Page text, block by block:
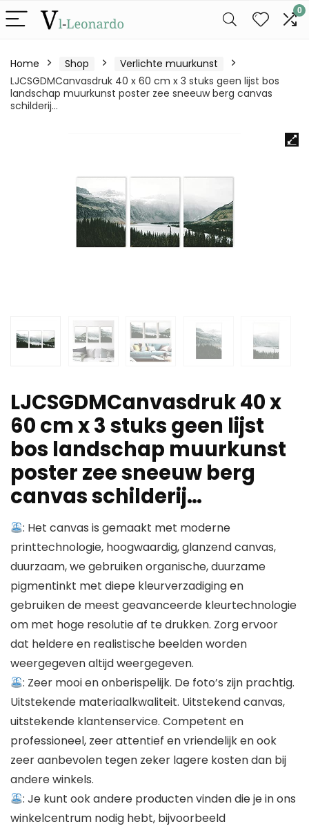
0
Home Shop
Verlichte muurkunst
LJCSGDMCanvasdruk 40 x 60 cm x 3 stuks geen lijst bos
landschap muurkunst poster zee sneeuw berg canvas
schilderij…
LJCSGDMCanvasdruk 40 x
60 cm x 3 stuks geen lijst
bos landschap muurkunst
poster zee sneeuw berg
canvas schilderij…
: Het canvas is gemaakt met moderne
printtechnologie, hoogwaardig, glanzend canvas,
duurzaam, we gebruiken organische, duurzame
pigmentinkt met diepe kleurverzadiging en
gebruiken de meest geavanceerde kleurtechnologie
om met hoge resolutie af te drukken. Zorg ervoor
dat heldere en realistische beelden worden
weergegeven altijd weergegeven.
: Zeer mooi en onberispelijk. De foto’s zijn prachtig.
Uitstekende materiaalkwaliteit. Uitstekend canvas,
uitstekende klantenservice. Competent en
professioneel, zeer attentief en vriendelijk en ook
zeer aanbevolen tegen zeker lagere kosten dan bij
andere winkels.
: Je kunt ook andere producten vinden die je in ons
winkelcentrum nodig hebt, bijvoorbeeld